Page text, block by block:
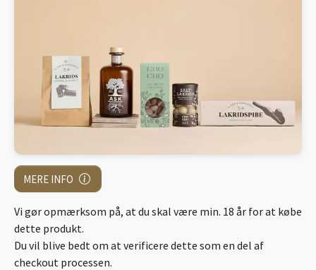
MERE INFO
Vi gør opmærksom på, at du skal være min. 18 år for at købe
dette produkt.
Du vil blive bedt om at verificere dette som en del af
checkout processen.